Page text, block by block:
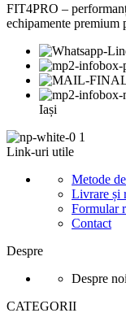
FIT4PRO –
echipamente premium
Iași
Link-uri utile
Metode
Livrare și
Formular
Contact
Despre
Despre noi
CATEGORII